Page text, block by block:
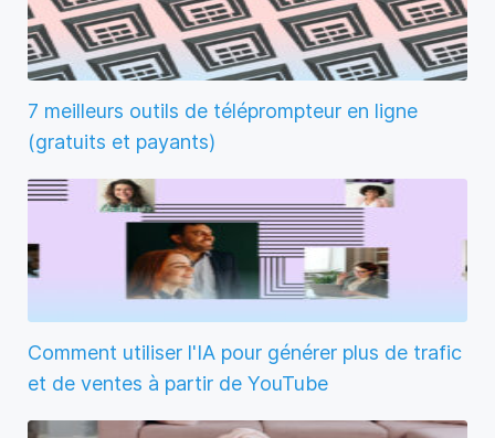
7 meilleurs outils de téléprompteur en ligne
(gratuits et payants)
Comment utiliser l'IA pour générer plus de trafic
et de ventes à partir de YouTube